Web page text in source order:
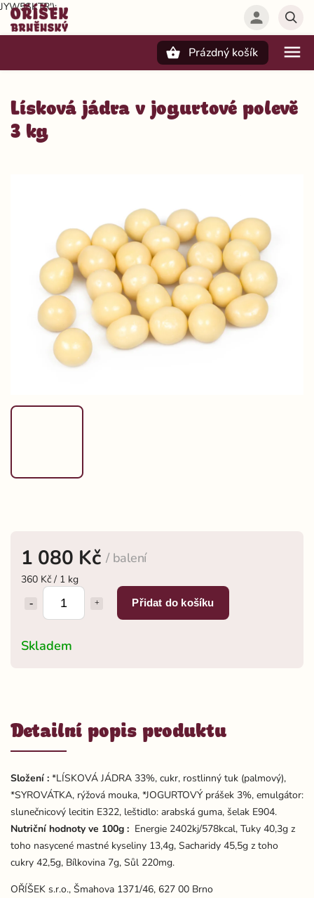
JYW5SKTR');
Prázdný košík
Lísková jádra v jogurtové polevě
3 kg
1 080 Kč/ balení
360 Kč / 1 kg
Přidat do košíku
Skladem
Detailní popis produktu
Složení : *LÍSKOVÁ JÁDRA 33%, cukr, rostlinný tuk (palmový),
*SYROVÁTKA, rýžová mouka, *JOGURTOVÝ prášek 3%, emulgátor:
slunečnicový lecitin E322, leštidlo: arabská guma, šelak E904.
Nutriční hodnoty ve 100g : Energie 2402kj/578kcal, Tuky 40,3g z
toho nasycené mastné kyseliny 13,4g, Sacharidy 45,5g z toho
cukry 42,5g, Bílkovina 7g, Sůl 220mg.
OŘÍŠEK s.r.o., Šmahova 1371/46, 627 00 Brno